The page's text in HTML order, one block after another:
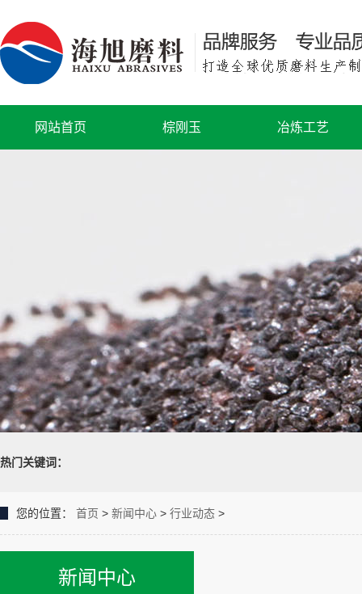
网站首页 棕刚玉 冶炼工艺
热门关键词：
您的位置： 首页 > 新闻中心 > 行业动态 >
新闻中心